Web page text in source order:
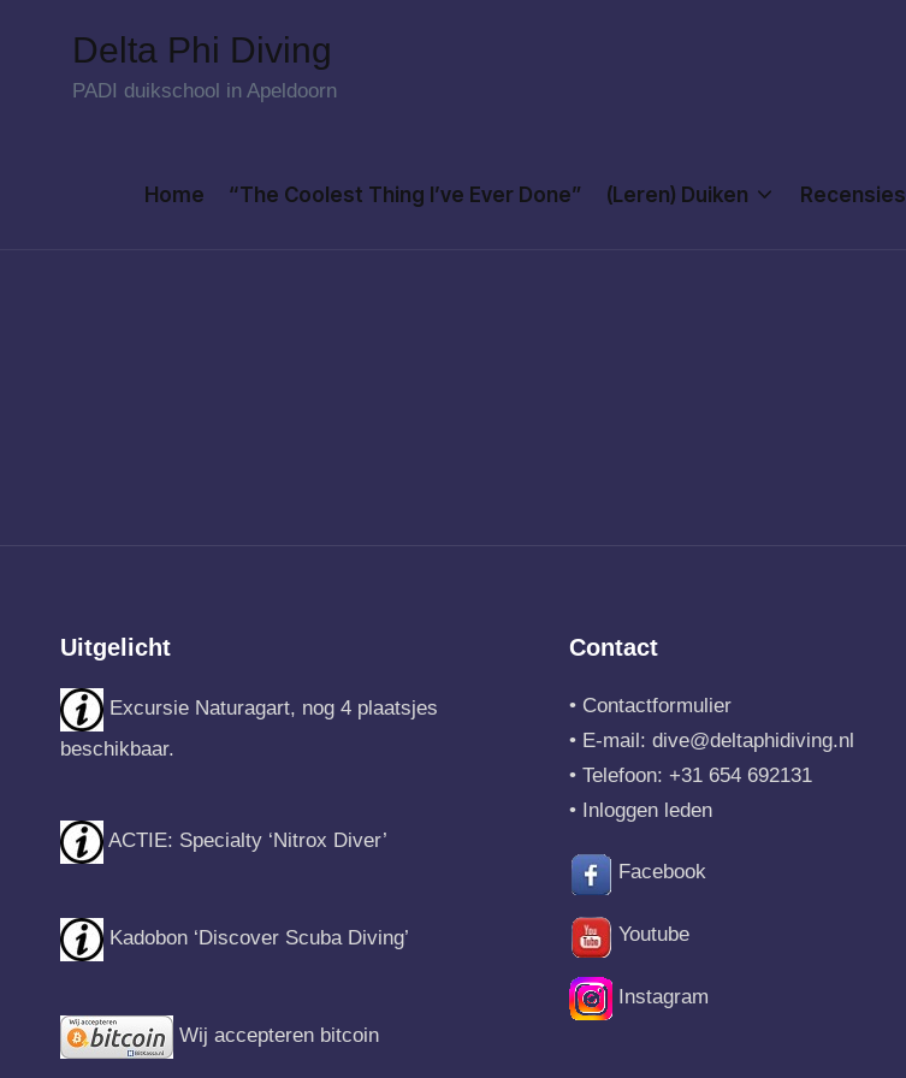
Delta Phi Diving
PADI duikschool in Apeldoorn
Home “The Coolest Thing I’ve Ever Done” (Leren) Duiken Recensies
Uitgelicht
Excursie Naturagart, nog 4 plaatsjes
beschikbaar.
ACTIE: Specialty ‘Nitrox Diver’
Kadobon ‘Discover Scuba Diving’
Wij accepteren bitcoin
Contact
• Contactformulier
• E-mail: dive@deltaphidiving.nl
• Telefoon: +31 654 692131
• Inloggen leden
Facebook
Youtube
Instagram